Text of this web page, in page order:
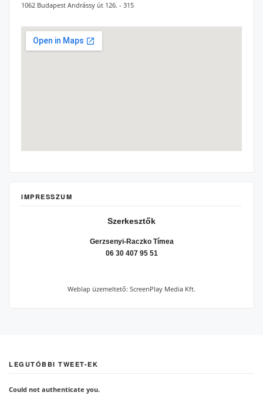
1062 Budapest Andrássy út 126. - 315
IMPRESSZUM
Szerkesztők
Gerzsenyi-Raczko Tímea
06 30 407 95 51
Weblap üzemeltető: ScreenPlay Media Kft.
LEGUTÓBBI TWEET-EK
Could not authenticate you.